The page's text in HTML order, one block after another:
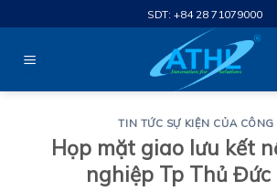
to
content
SDT: +84 28 71079000
TIN TỨC SỰ KIỆN CỦA CÔNG
Họp mặt giao lưu kết
nghiệp Tp Thủ Đức